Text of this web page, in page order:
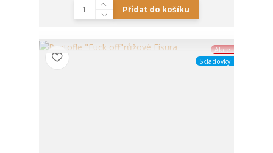
Přidat do košíku
Akce
Skladovky